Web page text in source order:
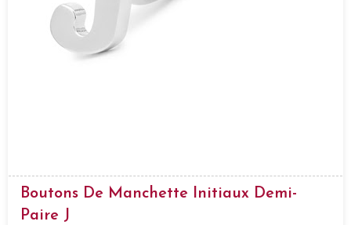
Boutons De Manchette Initiaux Demi-
Paire J